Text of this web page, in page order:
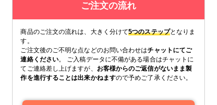
ご注文の流れ
商品のご注文の流れは、大きく分けて5つのステップとなりま
す。
ご注文後のご不明な点などのお問い合わせはチャットにてご
連絡ください。 ご入稿データに不備がある場合はチャットに
てご連絡差し上げますが、 お客様からのご返信がないまま製
作を進行することは出来かねますので予めご了承ください。